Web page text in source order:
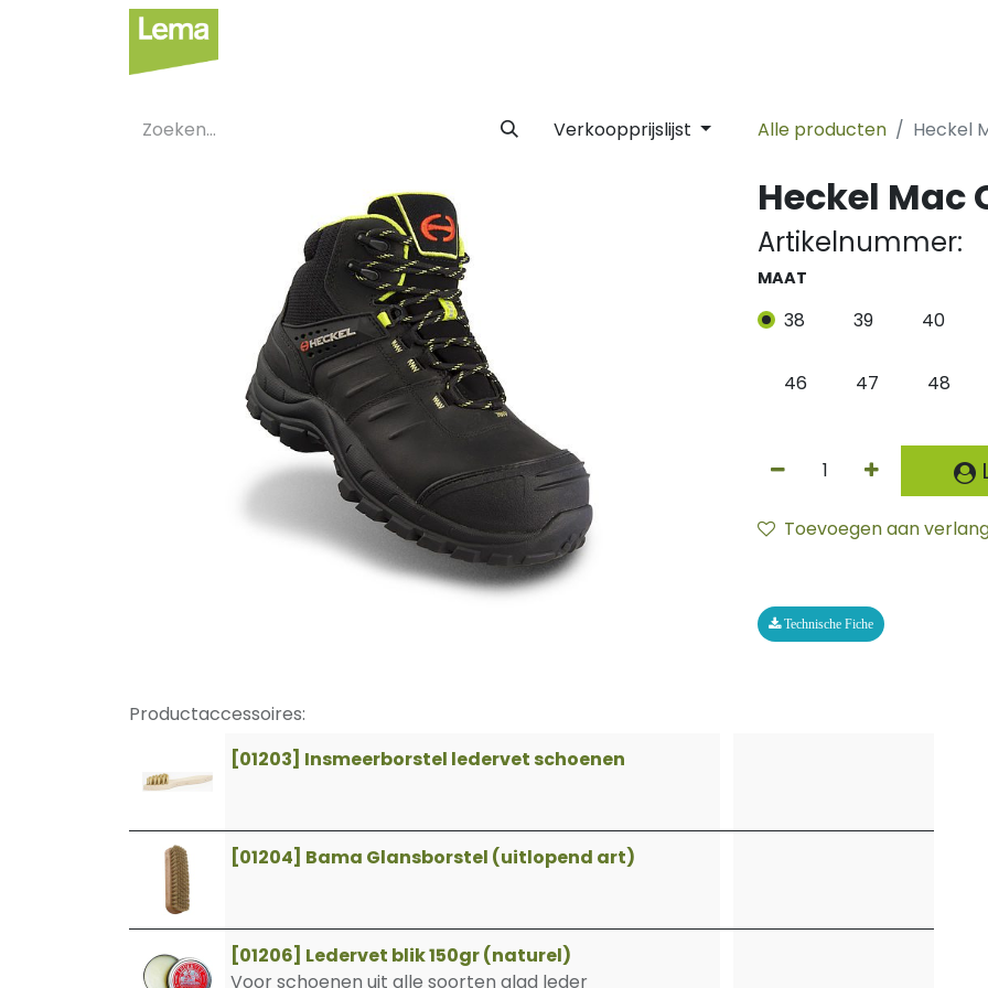
Verkoopprijslijst Alle producten Heckel
Heckel Mac
Artikelnummer:
MAAT
38 39 40
46 47 48
Toevoegen aan
Technische Fiche
Productaccessoires:
[01203] Insmeerborstel ledervet schoenen
[01204] Bama Glansborstel (uitlopend art)
[01206] Ledervet blik 150gr (naturel)
Voor schoenen uit alle soorten glad leder